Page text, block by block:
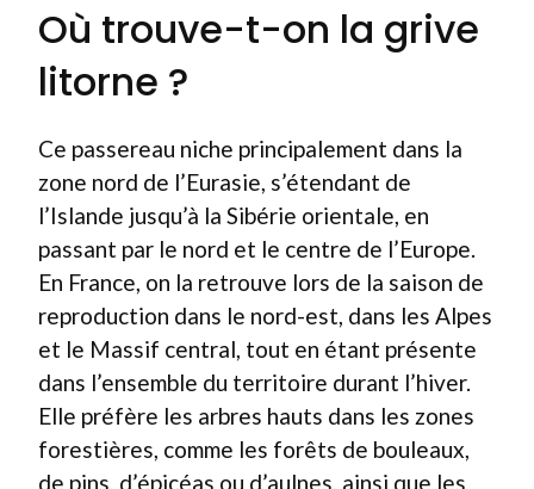
Où trouve-t-on la grive
litorne ?
Ce passereau niche principalement dans la
zone nord de l’Eurasie, s’étendant de
l’Islande jusqu’à la Sibérie orientale, en
passant par le nord et le centre de l’Europe.
En France, on la retrouve lors de la saison de
reproduction dans le nord-est, dans les Alpes
et le Massif central, tout en étant présente
dans l’ensemble du territoire durant l’hiver.
Elle préfère les arbres hauts dans les zones
forestières, comme les forêts de bouleaux,
de pins, d’épicéas ou d’aulnes, ainsi que les